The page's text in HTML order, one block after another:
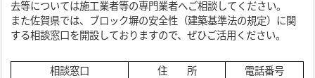
去等については施工業者等の専門業者へご相談してください。
また佐賀県では、ブロック塀の安全性（建築基準法の規定）に関
する相談窓口を開設しておりますので、ぜひご活用ください。
相談窓口 住 所
電話番号